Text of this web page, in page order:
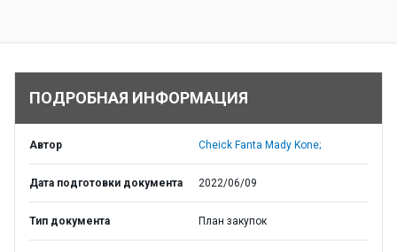
ПОДРОБНАЯ ИНФОРМАЦИЯ
Автор Cheick Fanta Mady Kone;
Дата подготовки документа 2022/06/09
Тип документа План закупок